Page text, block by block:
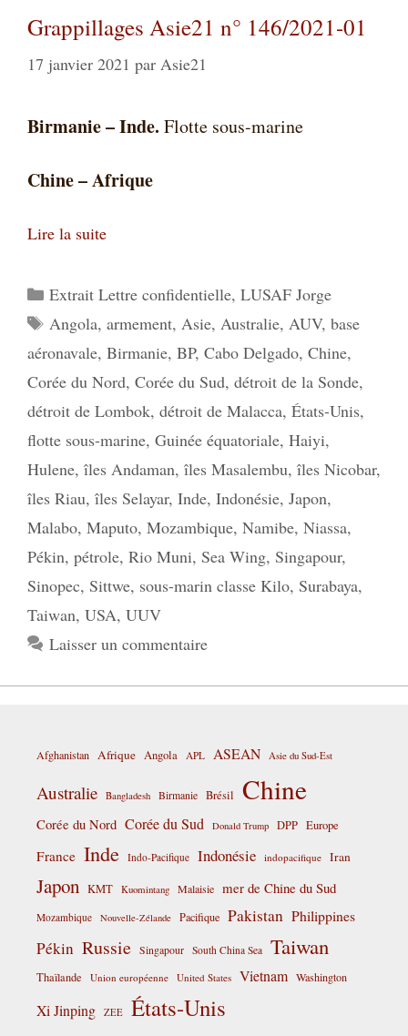
Grappillages Asie21 n° 146/2021-01
17 janvier 2021 par Asie21
Birmanie – Inde. Flotte sous-marine
Chine – Afrique
Lire la suite
Catégories
Extrait Lettre confidentielle, LUSAF Jorge
Étiquettes
Angola, armement, Asie, Australie, AUV, base
aéronavale, Birmanie, BP, Cabo Delgado, Chine,
Corée du Nord, Corée du Sud, détroit de la Sonde,
détroit de Lombok, détroit de Malacca, États-Unis,
flotte sous-marine, Guinée équatoriale, Haiyi,
Hulene, îles Andaman, îles Masalembu, îles Nicobar,
îles Riau, îles Selayar, Inde, Indonésie, Japon,
Malabo, Maputo, Mozambique, Namibe, Niassa,
Pékin, pétrole, Rio Muni, Sea Wing, Singapour,
Sinopec, Sittwe, sous-marin classe Kilo, Surabaya,
Taiwan, USA, UUV
Laisser un commentaire
Afghanistan Afrique Angola APL ASEAN Asie du Sud-Est
Australie Bangladesh Birmanie Brésil Chine
Corée du Nord Corée du Sud Donald Trump DPP Europe
France Inde Indo-Pacifique Indonésie indopacifique Iran
Japon KMT Kuomintang Malaisie mer de Chine du Sud
Mozambique Nouvelle-Zélande Pacifique Pakistan Philippines
Pékin Russie Singapour South China Sea Taiwan
Thaïlande Union européenne United States Vietnam Washington
Xi Jinping ZEE États-Unis